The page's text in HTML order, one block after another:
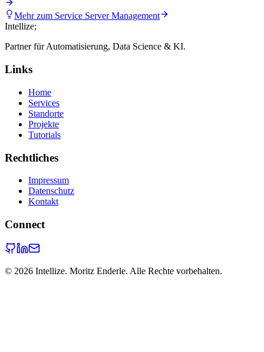
Mehr zum Service Server Management
Intellize;
Partner für Automatisierung, Data Science & KI.
Links
Home
Services
Standorte
Projekte
Tutorials
Rechtliches
Impressum
Datenschutz
Kontakt
Connect
© 2026 Intellize. Moritz Enderle. Alle Rechte vorbehalten.